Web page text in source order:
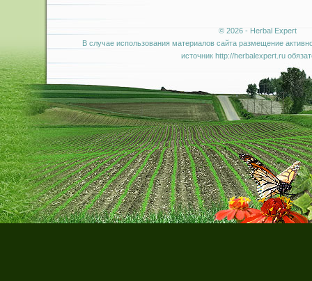
© 2026 - Herbal Expert
В случае использования материалов сайта размещение
источник http://herbalexpert.ru